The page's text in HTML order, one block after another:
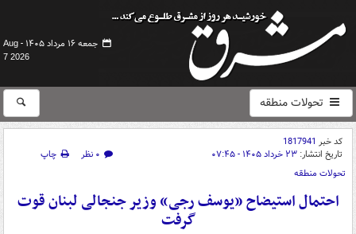
جمعه ۱۶ مرداد ۱۴۰۵ -
Aug
7 2026
تحولات منطقه
کد خبر 1817941
تاریخ انتشار: ۲۳ خرداد ۱۴۰۵ - ۰۷:۴۵ ۰ نظر
چاپ
تحولات منطقه
احتمال استیضاح «یوسف رجی» وزیر جنجالی لبنان قوت
گرفت